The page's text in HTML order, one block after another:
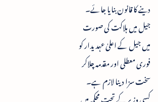
دینے کا قانون بنایا جائے۔
جیل میں ہلاکت کی صورت
میں جیل کے اعلیٰ عہدیدار کو
فوری معطلی اور مقدمہ چلاکر
سخت سزا دینا لازم ہے۔
کسی وزیر کے تحت محکمہ میں